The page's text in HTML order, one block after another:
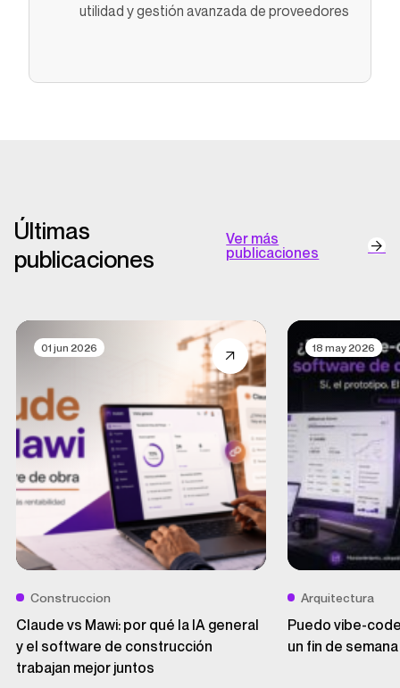
utilidad y gestión avanzada de proveedores
Últimas
publicaciones
Ver más
publicaciones
01 jun 2026
Construccion
Claude vs Mawi: por qué la IA general
y el software de construcción
trabajan mejor juntos
18 may 2026
Arquitectura
Puedo vibe-
un fin de semana